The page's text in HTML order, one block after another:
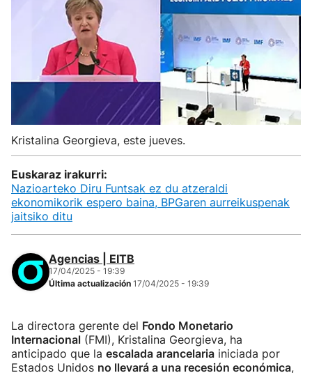
Kristalina Georgieva, este jueves.
Euskaraz irakurri:
Nazioarteko Diru Funtsak ez du atzeraldi
ekonomikorik espero baina, BPGaren aurreikuspenak
jaitsiko ditu
Agencias | EITB
17/04/2025 - 19:39
Última actualización 17/04/2025 - 19:39
La directora gerente del Fondo Monetario
Internacional (FMI), Kristalina Georgieva, ha
anticipado que la escalada arancelaria iniciada por
Estados Unidos no llevará a una recesión económica,